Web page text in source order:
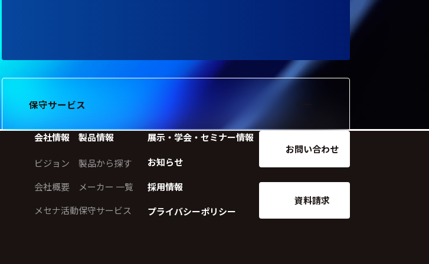
保守サービス
会社情報
ビジョン
会社概要
メセナ活動
製品情報
製品から探す
メーカー 一覧
保守サービス
展示・学会・セミナー情報
お知らせ
採用情報
プライバシーポリシー
お問い合わせ
資料請求